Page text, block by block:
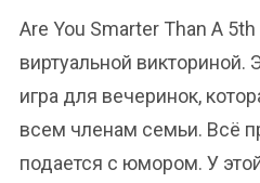
Are You Smarter Than A
виртуальной викториной.
игра для вечеринок,
всем членам семьи. Всё
подается с юмором. У